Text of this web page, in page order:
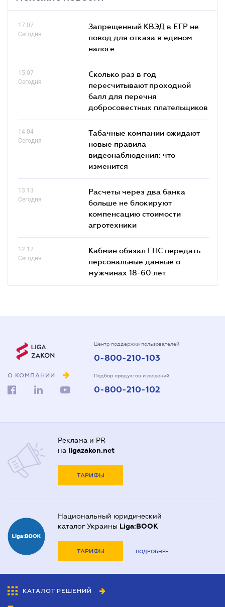
17.07
Сегодня
Запрещенный КВЭД в ЕГР не
повод для отказа в едином
налоге
15.07
Сегодня
Сколько раз в год
пересчитывают проходной
балл для перечня
добросовестных плательщиков
14.04
Сегодня
Табачные компании ожидают
новые правила
видеонаблюдения: что
изменится
13.13
Сегодня
Расчеты через два банка
больше не блокируют
компенсацию стоимости
агротехники
12.12
Сегодня
Кабмин обязал ГНС передать
персональные данные о
мужчинах 18-60 лет
О КОМПАНИИ
Центр поддержки пользователей
0-800-210-103
Подбор продуктов и решений
0-800-210-102
Реклама и PR
на ligazakon.net
ТАРИФЫ
Национальный юридический
каталог Украины Liga:BOOK
ТАРИФЫ ПОДРОБНЕЕ
КАТАЛОГ РЕШЕНИЙ